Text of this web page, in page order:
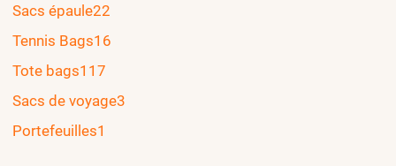
Sacs épaule22
Tennis Bags16
Tote bags117
Sacs de voyage3
Portefeuilles1